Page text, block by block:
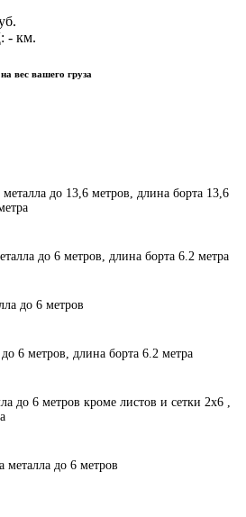
- км.
вес вашего груза
до 13,6 метров, длина борта 13,6
до 6 метров, длина борта 6.2 метра
до 6 метров
6 метров, длина борта 6.2 метра
до 6 метров кроме листов и сетки 2х6 ,
металла до 6 метров